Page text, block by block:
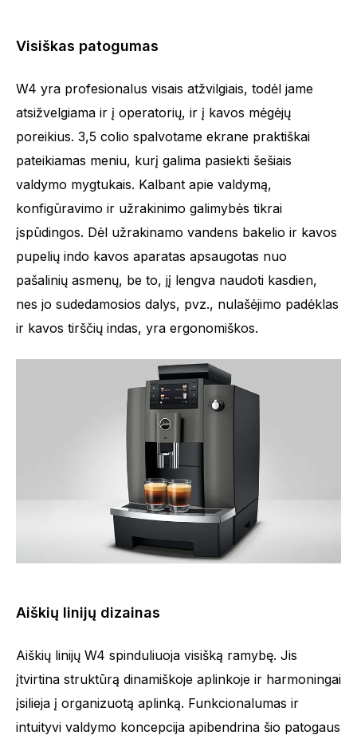
Visiškas patogumas
W4 yra profesionalus visais atžvilgiais, todėl jame
atsižvelgiama ir į operatorių, ir į kavos mėgėjų
poreikius. 3,5 colio spalvotame ekrane praktiškai
pateikiamas meniu, kurį galima pasiekti šešiais
valdymo mygtukais. Kalbant apie valdymą,
konfigūravimo ir užrakinimo galimybės tikrai
įspūdingos. Dėl užrakinamo vandens bakelio ir kavos
pupelių indo kavos aparatas apsaugotas nuo
pašalinių asmenų, be to, jį lengva naudoti kasdien,
nes jo sudedamosios dalys, pvz., nulašėjimo padėklas
ir kavos tirščių indas, yra ergonomiškos.
Aiškių linijų dizainas
Aiškių linijų W4 spinduliuoja visišką ramybę. Jis
įtvirtina struktūrą dinamiškoje aplinkoje ir harmoningai
įsilieja į organizuotą aplinką. Funkcionalumas ir
intuityvi valdymo koncepcija apibendrina šio patogaus